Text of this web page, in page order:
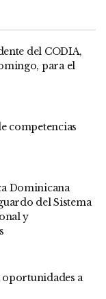
del CODIA,
para el
competencias
Dominicana
del Sistema
y
a